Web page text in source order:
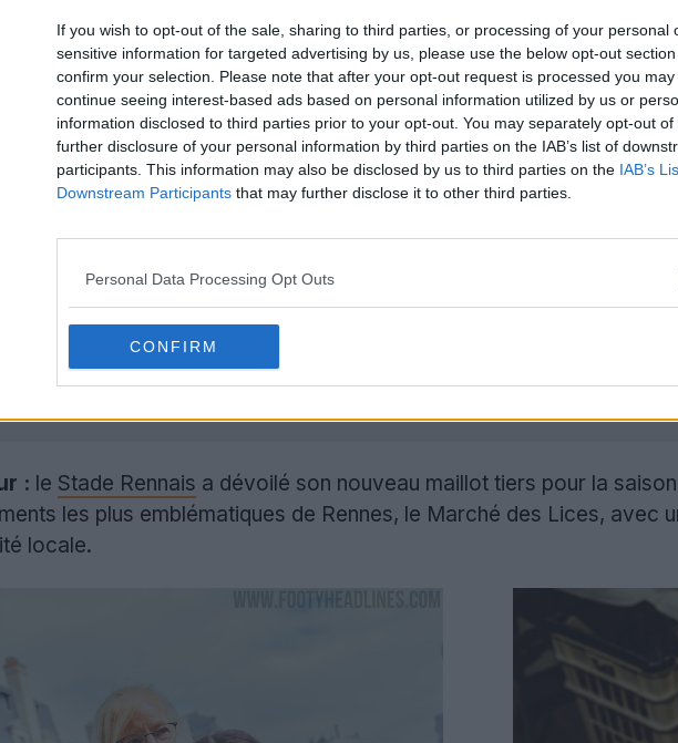
If you wish to opt-out of the sale, sharing to third parties, or processing of your personal
sensitive information for targeted advertising by us, please use the below opt-out
confirm your selection. Please note that after your opt-out request is processed you may
continue seeing interest-based ads based on personal information utilized by us or
information disclosed to third parties prior to your opt-out. You may separately opt-out of
further disclosure of your personal information by third parties on the IAB’s list of
participants. This information may also be disclosed by us to third parties on the IAB’s
Downstream Participants that may further disclose it to other third parties.
Personal Data Processing Opt Outs
CONFIRM
maillot domicile :
Le Stade Rennais a dévoilé son nouveau maillot
les couleurs emblématiques rouge et noir avec une touche
maillot extérieur :Le Stade Rennais a officiellement dévoilé son
hommage à l'identité bretonne avec un design minimaliste mais puissant.
de lancement :
La campagne de lancement des maillots a mis en
lors d'un événement cycliste, soulignant ainsi l'esprit communautaire et
: le Stade Rennais a dévoilé son nouveau maillot tiers pour la
les plus emblématiques de Rennes, le Marché des Lices, avec
locale.